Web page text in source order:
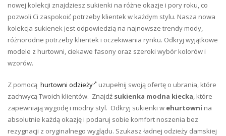
nowej kolekcji znajdziesz sukienki na różne okazje i pory roku, co
pozwoli Ci zaspokoić potrzeby klientek w każdym stylu. Nasza nowa
kolekcja sukienek jest odpowiedzią na najnowsze trendy mody,
różnorodne potrzeby klientek i oczekiwania rynku. Odkryj wyjątkowe
modele z hurtowni, ciekawe fasony oraz szeroki wybór kolorów i
wzorów.
Z pomocą hurtowni odzieży
uzupełnij swoją ofertę o ubrania, które
zachwycą Twoich klientów. Znajdź sukienka modna kiecka, które
zapewniają wygodę i modny styl. Odkryj sukienki w ehurtowni na
absolutnie każdą okazję i podaruj sobie komfort noszenia bez
rezygnacji z oryginalnego wyglądu. Szukasz ładnej odzieży damskiej